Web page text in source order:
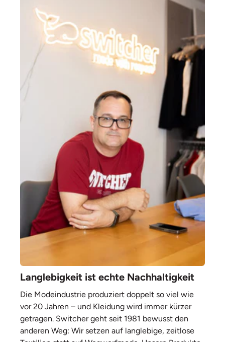
Langlebigkeit ist echte Nachhaltigkeit
Die Modeindustrie produziert doppelt so viel wie
vor 20 Jahren – und Kleidung wird immer kürzer
getragen. Switcher geht seit 1981 bewusst den
anderen Weg: Wir setzen auf langlebige, zeitlose